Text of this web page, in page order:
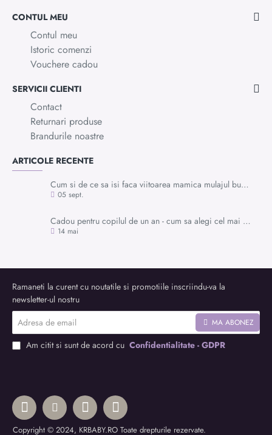
CONTUL MEU
Contul meu
Istoric comenzi
Vouchere cadou
SERVICII CLIENTI
Contact
Returnari produse
Brandurile noastre
ARTICOLE RECENTE
Cum si de ce sa isi faca viitoarea mamica mulajul burticii?
05 sept.
Cadou pentru copilul de un an - cum sa alegi cel mai potrivit dar pentru momentele speciale din preajma primei aniversari
14 mai
Copyright © 2024, KRBABY.RO Toate drepturile rezervate.
Ramaneti la curent cu noutatile si promotiile inscriindu-va la
newsletter-ul nostru
Adresa
de
email
MA ABONEZ
Am citit si sunt de acord cu Confidentialitate - GDPR